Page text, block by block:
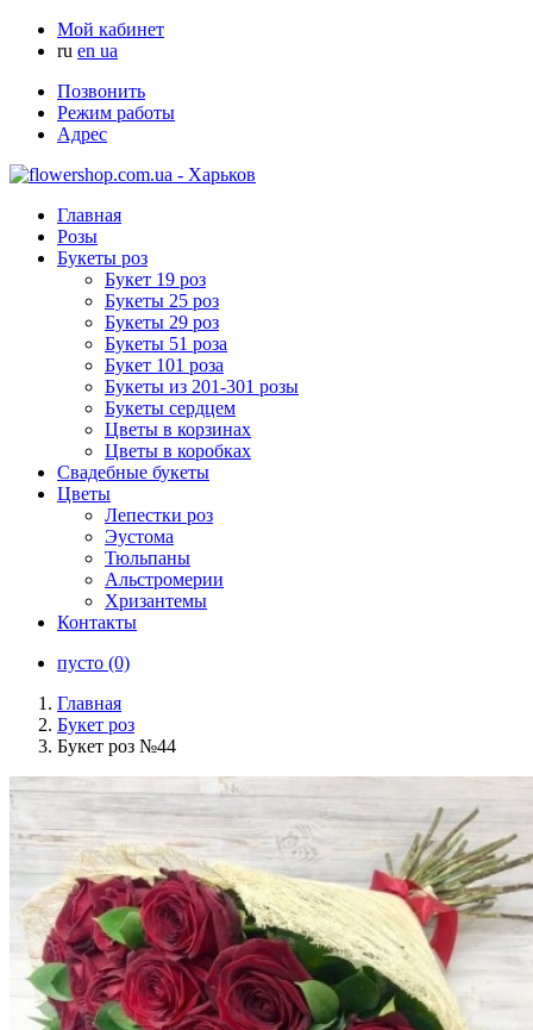
Мой кабинет
ru en ua
Позвонить
Режим работы
Адрес
Главная
Розы
Букеты роз
Букет 19 роз
Букеты 25 роз
Букеты 29 роз
Букеты 51 роза
Букет 101 роза
Букеты из 201-301 розы
Букеты сердцем
Цветы в корзинах
Цветы в коробках
Свадебные букеты
Цветы
Лепестки роз
Эустома
Тюльпаны
Альстромерии
Хризантемы
Контакты
пусто (0)
Главная
Букет роз
Букет роз №44